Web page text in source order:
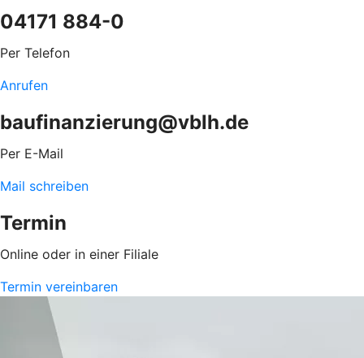
04171 884-0
Per Telefon
Anrufen
baufinanzierung@vblh.de
Per E-Mail
Mail schreiben
Termin
Online oder in einer Filiale
Termin vereinbaren